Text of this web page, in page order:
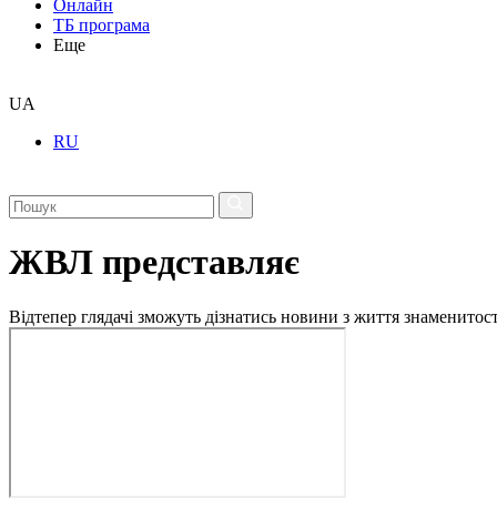
Онлайн
ТБ програма
Еще
UA
RU
ЖВЛ представляє
Відтепер глядачі зможуть дізнатись новини з життя